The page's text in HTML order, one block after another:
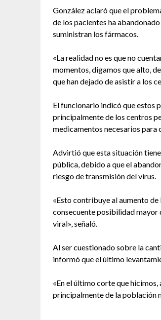
González aclaró que el
de los pacientes ha
suministran los fármacos.
«La realidad no es que no
momentos, digamos que alto,
que han dejado de asistir a los
El funcionario indicó que estos
principalmente de los centros
medicamentos necesarios para
Advirtió que esta situación
pública, debido a que el
riesgo de transmisión del virus.
«Esto contribuye al aumento
consecuente posibilidad mayor
viral», señaló.
Al ser cuestionado sobre la
informó que el último
«En el último corte que
principalmente de la población